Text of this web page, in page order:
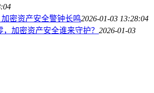
密资产安全警钟长鸣2026-01-03 13:28:04
加密资产安全谁来守护？ 2026-01-03